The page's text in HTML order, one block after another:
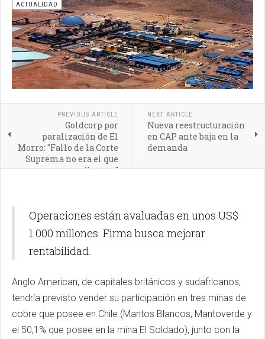
ACTUALIDAD
PREVIOUS ARTICLE
Goldcorp por
paralización de El
Morro: "Fallo de la Corte
Suprema no era el que
esperábamos"
NEXT ARTICLE
Nueva reestructuración
en CAP ante baja en la
demanda
Operaciones están avaluadas en unos US$
1.000 millones. Firma busca mejorar
rentabilidad.
Anglo American, de capitales británicos y sudafricanos,
tendría previsto vender su participación en tres minas de
cobre que posee en Chile (Mantos Blancos, Mantoverde y
el 50,1% que posee en la mina El Soldado), junto con la